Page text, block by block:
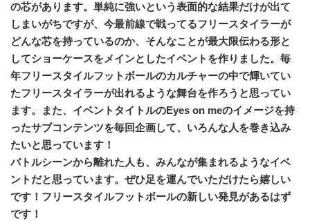
の芯があります。単純に強いという表面的な結果だけが出て
しまいがちですが、今最前線で戦ってるフリースタイラーが
どんな芯を持っているのか、そんなことが最大限伝わる形と
してショーケースをメインとしたイベントを作りました。毎
年フリースタイルフットボールのカルチャーの中で輝いてい
たフリースタイラーが出れるような舞台を作ろうと思ってい
ます。また、イベントタイトルのEyes on meのイメージを持
ったサブコンテンツを毎回企画して、いろんな人を巻き込み
たいと思っています！
バトルシーンから離れた人も、みんなが集まれるようなイベ
ントだと思っています。ぜひ足を運んでいただけたら嬉しい
です！フリースタイルフットボールの新しい発見があるはず
です！